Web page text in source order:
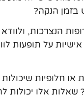
הנקה?
הנצרכות, ולוודא
אישיות על תופעות
חלופיות
אלו יכולות